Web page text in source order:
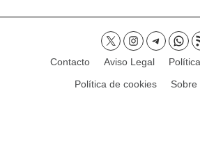
Contacto Aviso Legal
Política de cookies
Sobre